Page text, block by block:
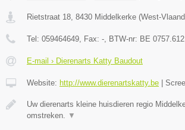
Rietstraat 18 8430 Middelkerke (West-
Tel: 059464649 , Fax: - , BTW-nr: BE
E-mail › Dierenarts Katty Baudout
Website: http://www.dierenartskatty.be
Uw dierenarts kleine huisdieren regio
omstreken.
▼